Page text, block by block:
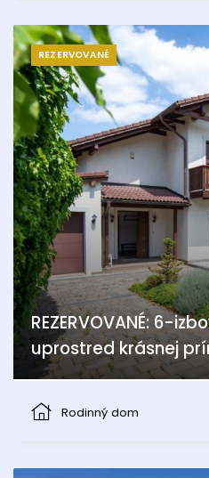
REZERVOVANÉ
REZERVOVANÉ: 6-
uprostred krásnej
Rodinný dom